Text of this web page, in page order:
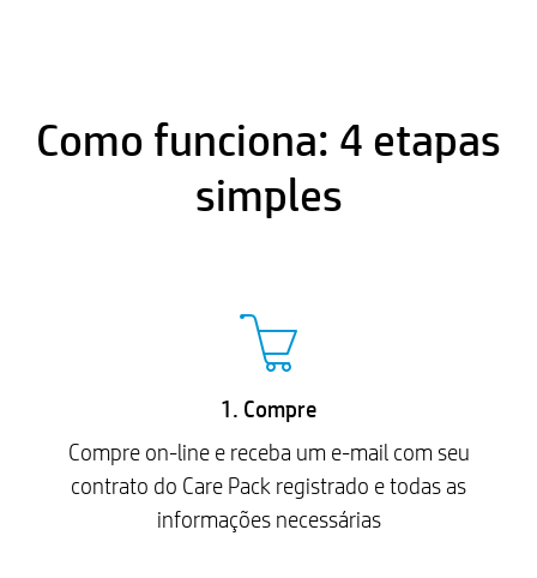
Como funciona: 4 etapas
simples
1. Compre
Compre on-line e receba um e-mail com seu
contrato do Care Pack registrado e todas as
informações necessárias